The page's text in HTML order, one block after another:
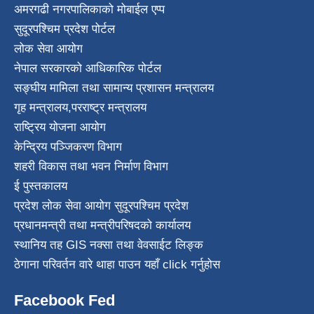
अमरगढी नगरपालिकाको मोबाईल एप्प
सुदूरपश्चिम प्रदेश पोर्टल
लोक सेवा आयोग
नेपाल सरकारको आधिकारिक पोर्टल
सङ्घीय मामिला तथा सामान्य प्रशासन मन्त्रालय
गृह मन्त्रालय,परराष्ट्र मन्त्रालय
राष्ट्रिय योजना आयोग
केन्द्रिय पञ्जिकरण विभाग
शहरी विकास तथा भवन निर्माण विभाग
ई पुस्तकालय
प्रदेश लोक सेवा आयोग सुदूरपश्चिम प्रदेश
प्रधानमन्त्री तथा मन्त्रीपरिषदको कार्यालय
स्थानिय तह GIS नक्सा तथा वेवसाईट लिङ्क
ठेगाना परिवर्तन वारे थाहा पाउन यहाँ click गर्नुहोस
Facebook Fed